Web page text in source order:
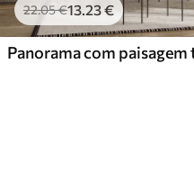
22.05€13.23€